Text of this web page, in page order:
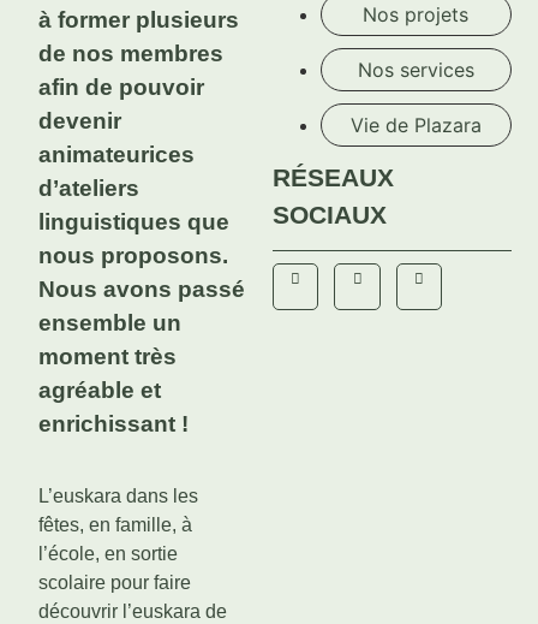
à former plusieurs
de nos membres
afin de pouvoir
devenir
animateurices
d’ateliers
linguistiques que
nous proposons.
Nous avons passé
ensemble un
moment très
agréable et
enrichissant !
L’euskara dans les
fêtes, en famille, à
l’école, en sortie
scolaire pour faire
découvrir l’euskara de
Nos projets
Nos services
Vie de Plazara
RÉSEAUX
SOCIAUX